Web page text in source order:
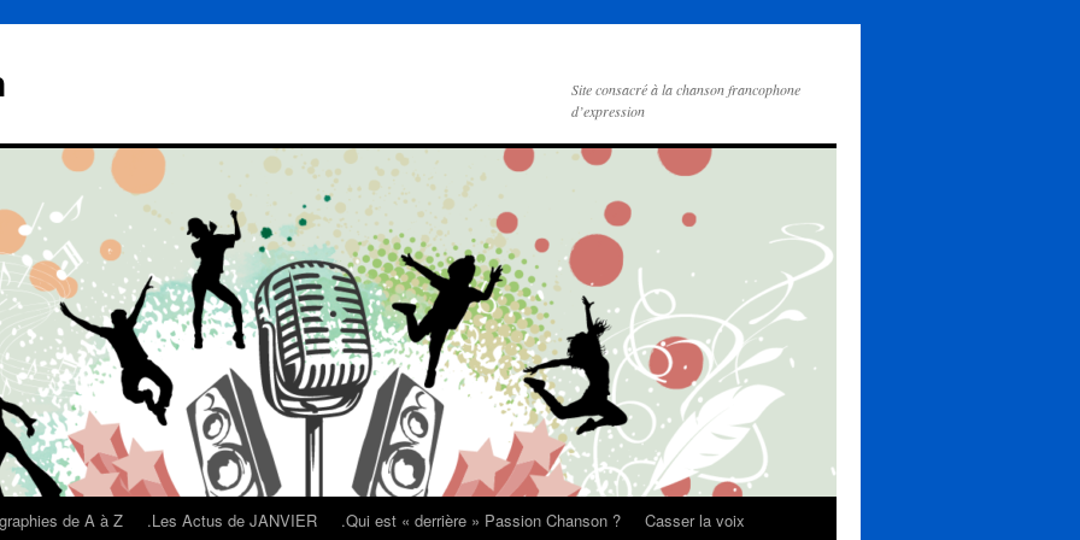
Site consacré à la chanson francophone
d’expression
de A à Z .Les Actus de JANVIER .Qui est « derrière » Passion Chanson ?
Casser la voix